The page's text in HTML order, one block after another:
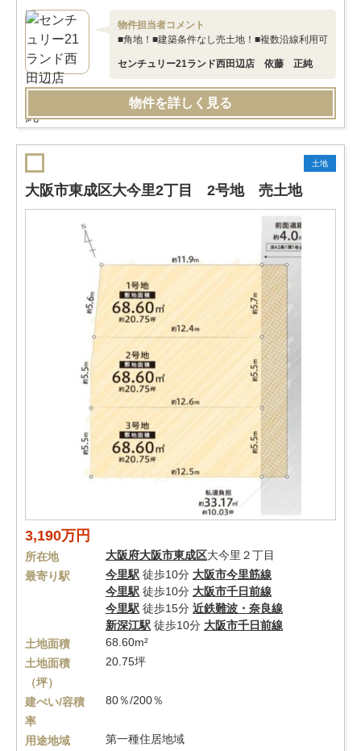
物件担当者コメント
■角地！■建築条件なし売土地！■複数沿線利用可
センチュリー21ランド西田辺店 依藤 正純
物件を詳しく見る
土地
大阪市東成区大今里2丁目 2号地 売土地
3,190万円
所在地 大阪府大阪市東成区大今里２丁目
最寄り駅
今里駅 徒歩10分 大阪市今里筋線
今里駅 徒歩10分 大阪市千日前線
今里駅 徒歩15分 近鉄難波・奈良線
新深江駅 徒歩10分 大阪市千日前線
土地面積
68.60m²
土地面積
（坪）
20.75坪
建ぺい/容積
率
80％/200％
用途地域
第一種住居地域